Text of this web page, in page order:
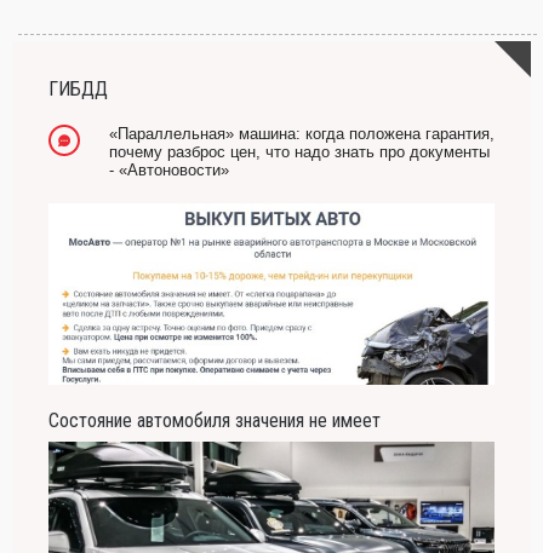
ГИБДД
«Параллельная» машина: когда положена гарантия,
почему разброс цен, что надо знать про документы
- «Автоновости»
Состояние автомобиля значения не имеет